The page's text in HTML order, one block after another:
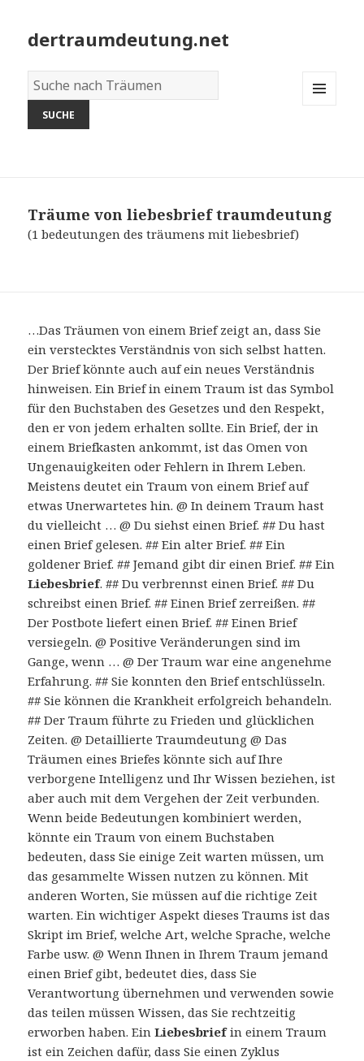
dertraumdeutung.net
Wörterbuch
der
Träume:
Träume von liebesbrieftraumdeutung
(1 bedeutungen des träumens mit liebesbrief)
…Das Träumen von einem Brief zeigt an, dass Sie
ein verstecktes Verständnis von sich selbst hatten.
Der Brief könnte auch auf ein neues Verständnis
hinweisen. Ein Brief in einem Traum ist das Symbol
für den Buchstaben des Gesetzes und den Respekt,
den er von jedem erhalten sollte. Ein Brief, der in
einem Briefkasten ankommt, ist das Omen von
Ungenauigkeiten oder Fehlern in Ihrem Leben.
Meistens deutet ein Traum von einem Brief auf
etwas Unerwartetes hin. @ In deinem Traum hast
du vielleicht … @ Du siehst einen Brief. ## Du hast
einen Brief gelesen. ## Ein alter Brief. ## Ein
goldener Brief. ## Jemand gibt dir einen Brief. ## Ein
Liebesbrief. ## Du verbrennst einen Brief. ## Du
schreibst einen Brief. ## Einen Brief zerreißen. ##
Der Postbote liefert einen Brief. ## Einen Brief
versiegeln. @ Positive Veränderungen sind im
Gange, wenn … @ Der Traum war eine angenehme
Erfahrung. ## Sie konnten den Brief entschlüsseln.
## Sie können die Krankheit erfolgreich behandeln.
## Der Traum führte zu Frieden und glücklichen
Zeiten. @ Detaillierte Traumdeutung @ Das
Träumen eines Briefes könnte sich auf Ihre
verborgene Intelligenz und Ihr Wissen beziehen, ist
aber auch mit dem Vergehen der Zeit verbunden.
Wenn beide Bedeutungen kombiniert werden,
könnte ein Traum von einem Buchstaben
bedeuten, dass Sie einige Zeit warten müssen, um
das gesammelte Wissen nutzen zu können. Mit
anderen Worten, Sie müssen auf die richtige Zeit
warten. Ein wichtiger Aspekt dieses Traums ist das
Skript im Brief, welche Art, welche Sprache, welche
Farbe usw. @ Wenn Ihnen in Ihrem Traum jemand
einen Brief gibt, bedeutet dies, dass Sie
Verantwortung übernehmen und verwenden sowie
das teilen müssen Wissen, das Sie rechtzeitig
erworben haben. EinLiebesbriefin einem Traum
ist ein Zeichen dafür, dass Sie einen Zyklus